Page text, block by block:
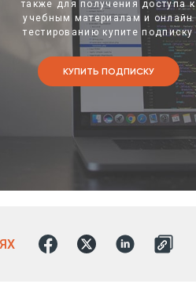
также для получения доступа к
учебным материалам и онлайн
тестированию купите подписку
КУПИТЬ ПОДПИСКУ